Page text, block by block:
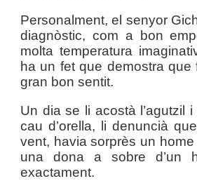
Personalment, el senyor
diagnòstic, com a bon
molta temperatura
ha un fet que demostra
gran bon sentit.
Un dia se li acostà l’agutzil
cau d’orella, li denuncià
vent, havia sorprès un
una dona a sobre d’un
exactament.